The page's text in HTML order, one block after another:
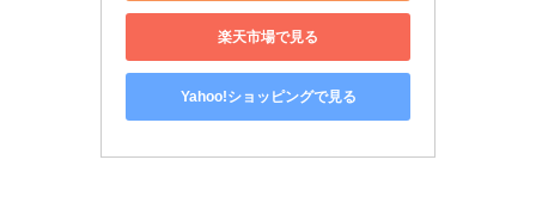
楽天市場で見る
Yahoo!ショッピングで見る